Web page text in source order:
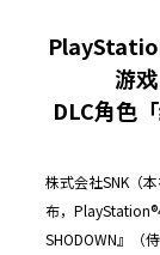
游
DLC角色
株式会社SNK（
布，
SHODOWN』（